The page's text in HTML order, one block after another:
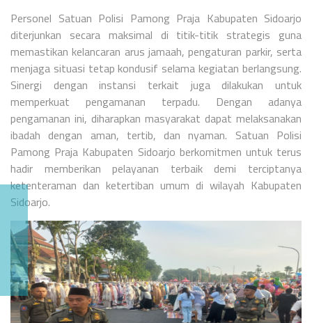
Personel Satuan Polisi Pamong Praja Kabupaten Sidoarjo
diterjunkan secara maksimal di titik-titik strategis guna
memastikan kelancaran arus jamaah, pengaturan parkir, serta
menjaga situasi tetap kondusif selama kegiatan berlangsung.
Sinergi dengan instansi terkait juga dilakukan untuk
memperkuat pengamanan terpadu. Dengan adanya
pengamanan ini, diharapkan masyarakat dapat melaksanakan
ibadah dengan aman, tertib, dan nyaman. Satuan Polisi
Pamong Praja Kabupaten Sidoarjo berkomitmen untuk terus
hadir memberikan pelayanan terbaik demi terciptanya
ketenteraman dan ketertiban umum di wilayah Kabupaten
Sidoarjo.